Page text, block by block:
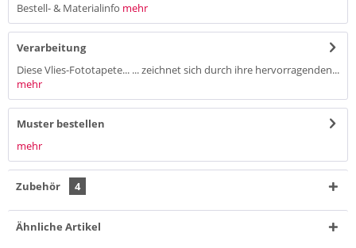
Bestell- & Materialinfo mehr
Verarbeitung
Diese Vlies-Fototapete... ... zeichnet sich durch ihre hervorragenden...
mehr
Muster bestellen
mehr
Zubehör 4
Ähnliche Artikel